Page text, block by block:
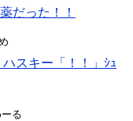
だった！！
スキー「！！」ｼｭ
る